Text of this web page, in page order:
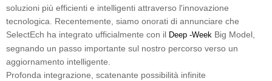
soluzioni più efficienti e intelligenti attraverso l'innovazione
tecnologica. Recentemente, siamo onorati di annunciare che
SelectEch ha integrato ufficialmente con il Deep -Week Big Model,
segnando un passo importante sul nostro percorso verso un
aggiornamento intelligente.
Profonda integrazione, scatenante possibilità infinite